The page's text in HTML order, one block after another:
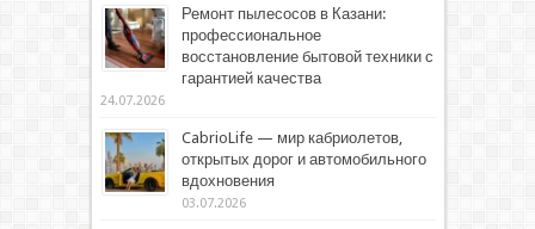
Ремонт пылесосов в Казани:
профессиональное
восстановление бытовой техники с
гарантией качества
24.07.2026
CabrioLife — мир кабриолетов,
открытых дорог и автомобильного
вдохновения
03.07.2026